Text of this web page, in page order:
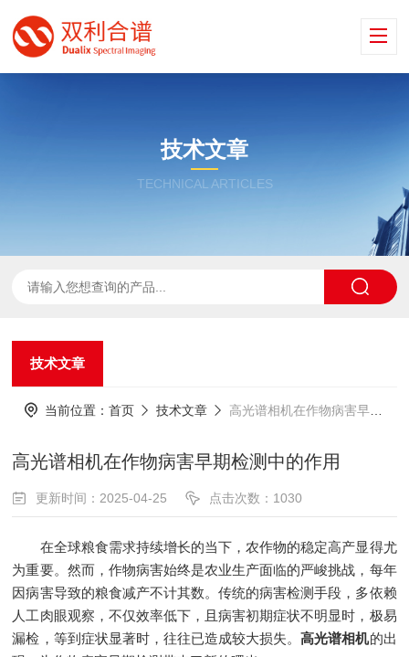
技术文章
TECHNICAL ARTICLES
技术文章
当前位置：首页 技术文章 高光谱相机在作物病害早期检测中的作用
高光谱相机在作物病害早期检测中的作用
更新时间：2025-04-25 点击次数：1030
在全球粮食需求持续增长的当下，农作物的稳定高产显得尤
为重要。然而，作物病害始终是农业生产面临的严峻挑战，每年
因病害导致的粮食减产不计其数。传统的病害检测手段，多依赖
人工肉眼观察，不仅效率低下，且病害初期症状不明显时，极易
漏检，等到症状显著时，往往已造成较大损失。高光谱相机的出